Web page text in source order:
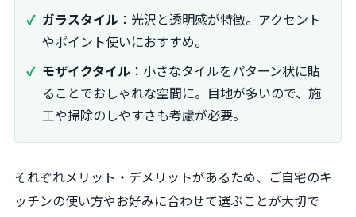
ガラスタイル ：光沢と透明感が特徴。アクセント
やポイント使いにおすすめ。
モザイクタイル ：小さなタイルをパターン状に貼
ることでおしゃれな空間に。目地が多いので、施
工や掃除のしやすさも考慮が必要。
それぞれメリット・デメリットがあるため、ご自宅のキ
ッチンの使い方やお好みに合わせて選ぶことが大切で